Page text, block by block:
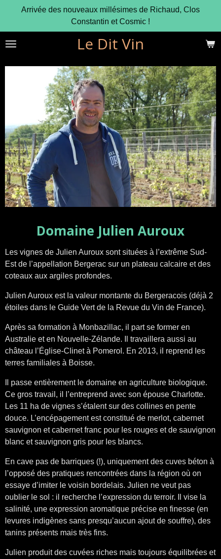
Passer
contenu
principal
Le Dit Vin
Arrivée des nouveaux millésimes de Richaud, Clos
Constantin et Cosmic !
Domaine Julien Auroux
Les vignes de Julien Auroux sont situées à l’extrême Sud-
Est de l’appellation Bergerac sur un plateau calcaire et des
coteaux aux argiles profondes.
Julien Auroux est la valeur montante du Bergeracois (déjà 2
étoiles dans le Guide Vert de la Revue du Vin de France).
Après sa formation à Monbazillac, il part se former en
Australie et en Nouvelle-Zélande. Il travaillera aussi au
château l’Église-Clinet à Pomerol. En 2013, il reprend les
terres familiales à Boisse.
Il passe entièrement le domaine en agriculture biologique.
Ce gros travail, il l’entreprend avec son épouse Charlotte.
Les 11 ha de vignes s’étalent sur des collines en pente
douce. L’encépagement est constitué de merlot, cabernet
sauvignon et cabernet franc pour les rouges et de sauvignon
blanc et sauvignon gris pour les blancs.
En cave pas de barriques (!), uniquement des cuves béton à
l’opposé des pratiques rencontrées dans la région où on
essaye d’imiter le voisin bordelais. Julien ne veut pas
oublier le sol : il recherche l’expression du terroir. Il vise la
salinité, une expression aromatique précise en finesse (en
levures indigènes sans presqu’aucun ajout de souffre), des
tanins présents mais très fins.
Julien produit des cuvées riches mais toujours équilibrées et